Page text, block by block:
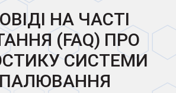
НА ЧАСТІ
(FAQ) ПРО
СИСТЕМИ